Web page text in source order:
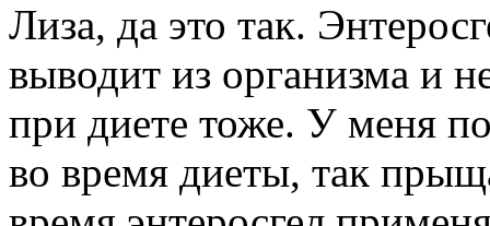
Лиза, да это так.
выводит из организма и
при диете тоже. У меня
во время диеты, так